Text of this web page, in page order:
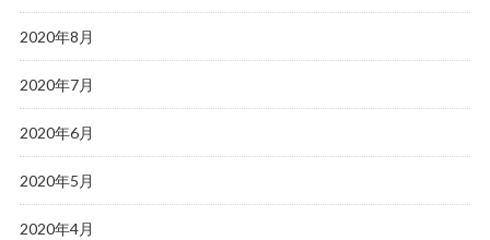
2020年8月
2020年7月
2020年6月
2020年5月
2020年4月